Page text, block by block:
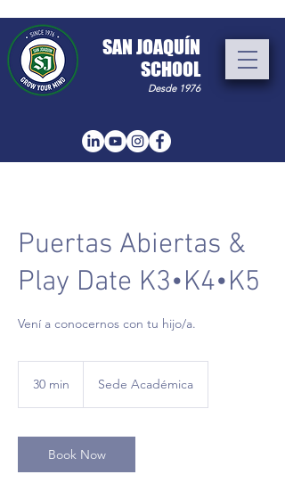
​SAN JOAQUÍN
SCHOOL
Desde 1976
Puertas Abiertas &
Play Date K3•K4•K5
Vení a conocernos con tu hijo/a.
30 min
i
n
Sede Académica
Book Now